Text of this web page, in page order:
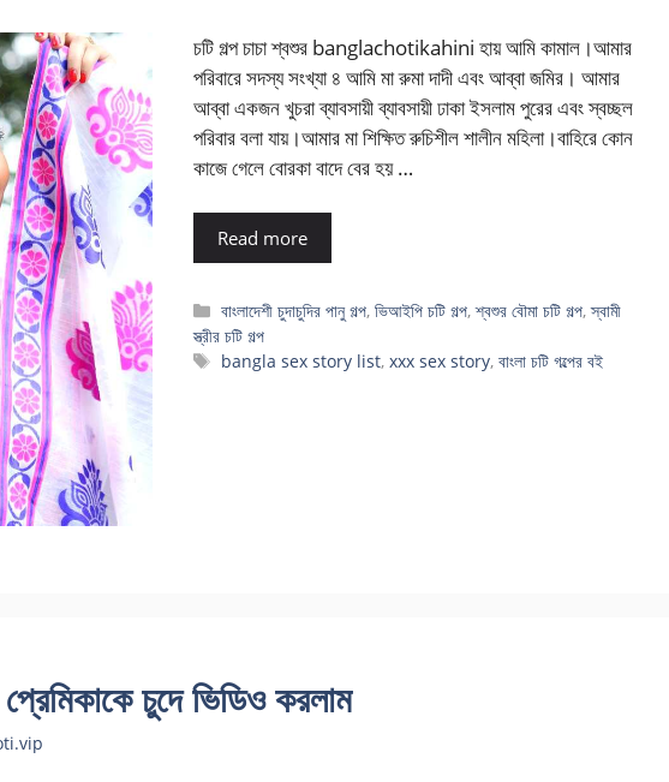
চটি গল্প চাচা শ্বশুর banglachotikahini হায় আমি কামাল।আমার
পরিবারে সদস্য সংখ্যা ৪ আমি মা রুমা দাদী এবং আব্বা জমির। আমার
আব্বা একজন খুচরা ব্যাবসায়ী ব্যাবসায়ী ঢাকা ইসলাম পুরের এবং স্বচ্ছল
পরিবার বলা যায়।আমার মা শিক্ষিত রুচিশীল শালীন মহিলা।বাহিরে কোন
কাজে গেলে বোরকা বাদে বের হয় …
Read more
Categories
বাংলাদেশী চুদাচুদির পানু গল্প,ভিআইপি চটি গল্প,শ্বশুর বৌমা চটি গল্প,স্বামী
স্ত্রীর চটি গল্প
Tags
bangla sex story list,xxx sex story,বাংলা চটি গল্পের বই
চুদে ভিডিও করলাম